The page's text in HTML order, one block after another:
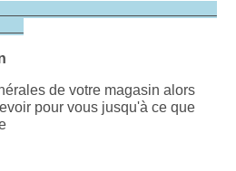
de votre magasin alors
pour vous jusqu'à ce que